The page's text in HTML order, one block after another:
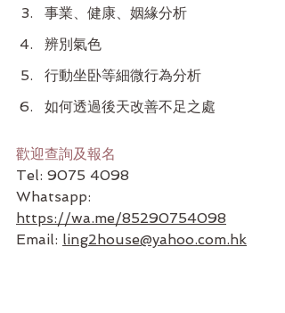
事業、健康、姻緣分析
辨別氣色
行動坐卧等細微行為分析
如何透過後天改善不足之處
歡迎查詢及報名
Tel: 9075 4098
Whatsapp:
https://wa.me/85290754098
Email: ling2house@yahoo.com.hk